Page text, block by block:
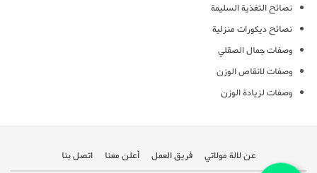
نصائح التغذية السليمة
نصائح ديكورات منزلية
وصفات جمال الصقلي
وصفات لانقاص الوزن
وصفات لزيادة الوزن
عن لالة مولاتي فريق العمل أعلن معنا اتصل بنا